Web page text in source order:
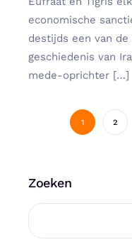
economische
destijds een van
geschiedenis van
mede-oprichter […]
1 2
Zoeken